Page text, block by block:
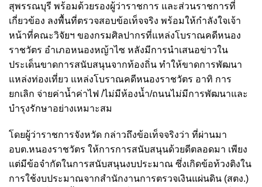
สุพรรณบุรี พร้อมด้วยรองผู้ว่าราชการ และส่วนราชการที่
เกี่ยวข้อง ลงพื้นที่ตรวจสอบข้อเท็จจริง พร้อมให้กำลังใจเจ้า
หน้าที่คณะวิจัยฯ ของกรมศิลปากรที่แหล่งโบราณคดีหนอง
ราชวัตร อำเภอหนองหญ้าไซ หลังมีการนำเสนอข่าวใน
ประเด็นขาดการสนับสนุนจากท้องถิ่น ทำให้ขาดการพัฒนา
แหล่งท่องเที่ยว แหล่งโบราณคดีหนองราชวัตร อาทิ การ
ยกเลิก จ่ายค่าน้ำค่าไฟ /ไม่มีห้องน้ำ/ถนนไม่มีการพัฒนาและ
บำรุงรักษาอย่างเหมาะสม
โดยผู้ว่าราชการจังหวัด กล่าวถึงข้อเท็จจริงว่า ที่ผ่านมา
อบต.หนองราชวัตร ให้การการสนับสนุนด้วยดีตลอดมา เพียง
แต่มีข้อจำกัดในการสนับสนุนงบประมาณ ซึ่งเกิดข้อท้วงติงใน
การใช้งบประมาณจากสำนักงานการตรวจเงินแผ่นดิน (สตง.)